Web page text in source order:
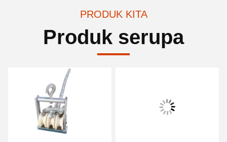
PRODUK KITA
Produk serupa